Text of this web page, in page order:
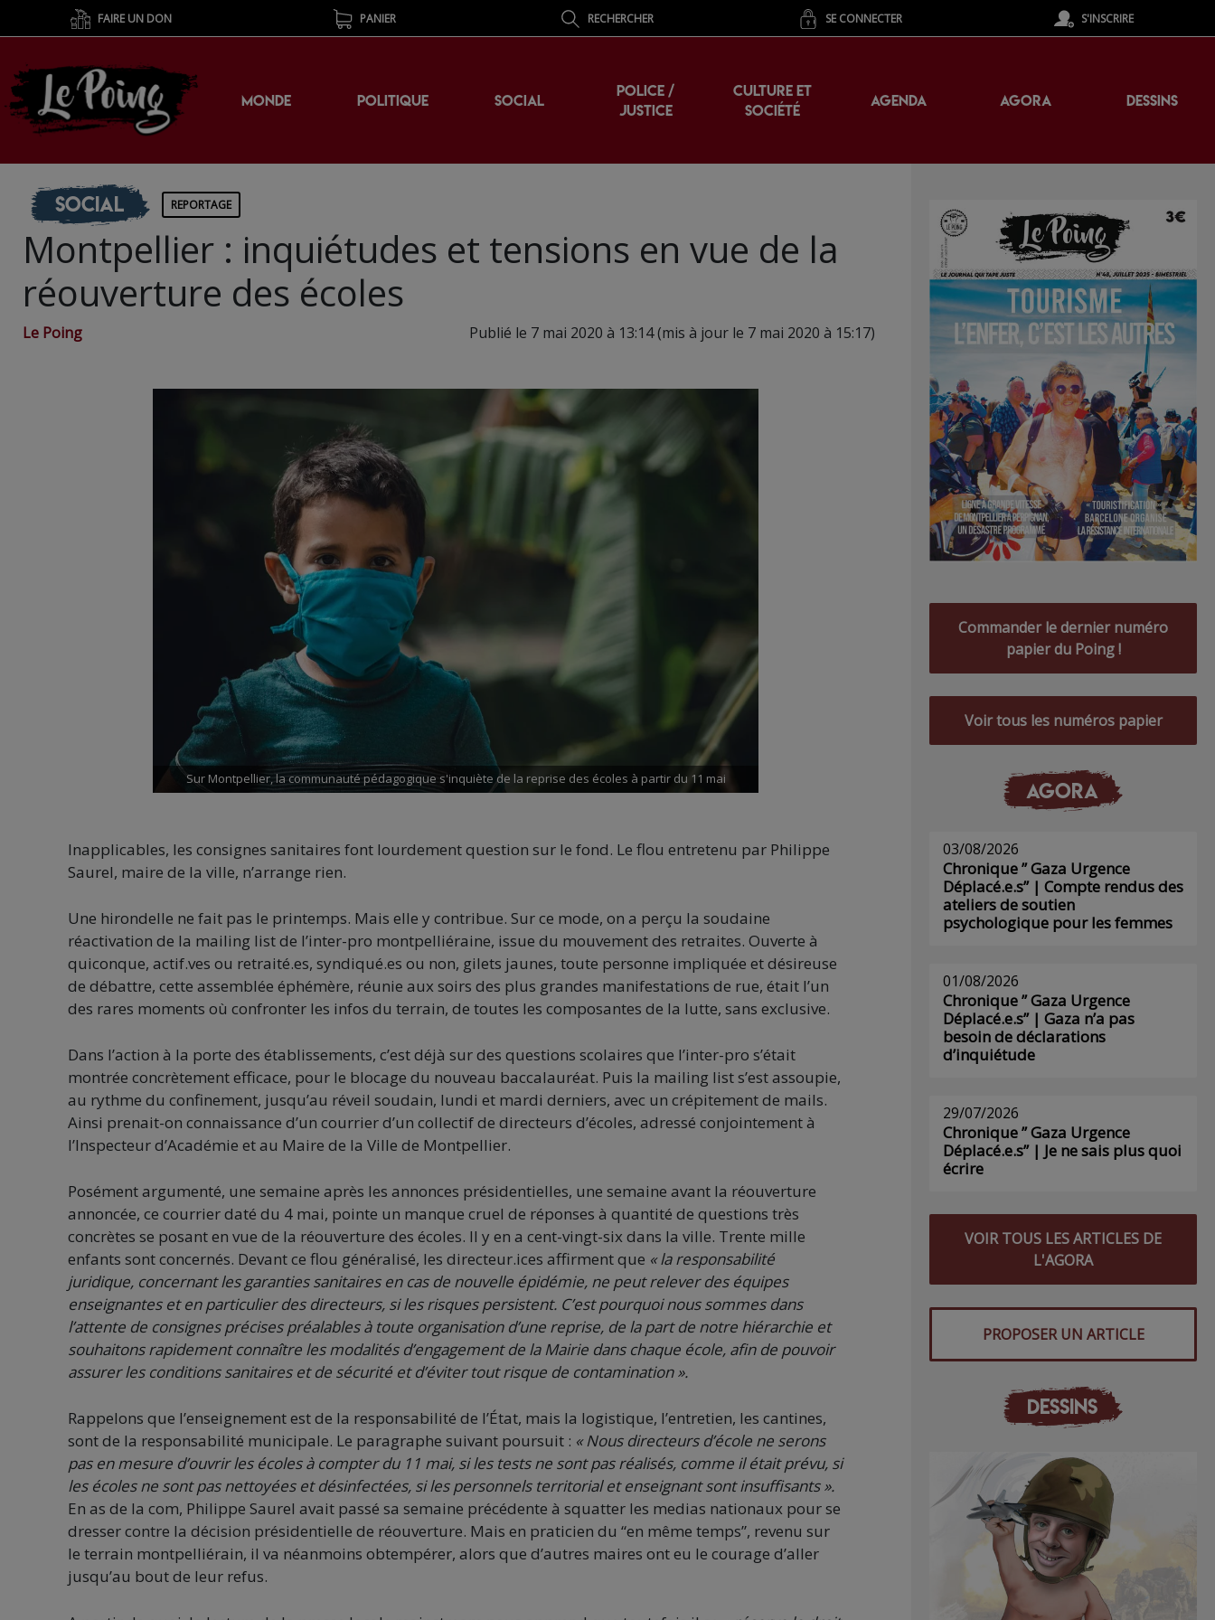
FAIRE UN DON PANIER RECHERCHER SE CONNECTER S'INSCRIRE
MONDE POLITIQUE SOCIAL
POLICE /
JUSTICE
CULTURE ET
SOCIÉTÉ
AGENDA AGORA DESSINS
Social REPORTAGE
Montpellier : inquiétudes et tensions en vue de la
réouverture des écoles
Le Poing Publié le 7 mai 2020 à 13:14 (mis à jour le 7 mai 2020 à 15:17)
Sur Montpellier, la communauté pédagogique s'inquiète de la reprise des écoles à partir du 11 mai
Inapplicables, les consignes sanitaires font lourdement question sur le fond. Le flou entretenu par Philippe
Saurel, maire de la ville, n’arrange rien.
Une hirondelle ne fait pas le printemps. Mais elle y contribue. Sur ce mode, on a perçu la soudaine
réactivation de la mailing list de l’inter-pro montpelliéraine, issue du mouvement des retraites. Ouverte à
quiconque, actif.ves ou retraité.es, syndiqué.es ou non, gilets jaunes, toute personne impliquée et désireuse
de débattre, cette assemblée éphémère, réunie aux soirs des plus grandes manifestations de rue, était l’un
des rares moments où confronter les infos du terrain, de toutes les composantes de la lutte, sans exclusive.
Dans l’action à la porte des établissements, c’est déjà sur des questions scolaires que l’inter-pro s’était
montrée concrètement efficace, pour le blocage du nouveau baccalauréat. Puis la mailing list s’est assoupie,
au rythme du confinement, jusqu’au réveil soudain, lundi et mardi derniers, avec un crépitement de mails.
Ainsi prenait-on connaissance d’un courrier d’un collectif de directeurs d’écoles, adressé conjointement à
l’Inspecteur d’Académie et au Maire de la Ville de Montpellier.
Posément argumenté, une semaine après les annonces présidentielles, une semaine avant la réouverture
annoncée, ce courrier daté du 4 mai, pointe un manque cruel de réponses à quantité de questions très
concrètes se posant en vue de la réouverture des écoles. Il y en a cent-vingt-six dans la ville. Trente mille
enfants sont concernés. Devant ce flou généralisé, les directeur.ices affirment que « la responsabilité
juridique, concernant les garanties sanitaires en cas de nouvelle épidémie, ne peut relever des équipes
enseignanteset en particulier des directeurs, si les risques persistent. C’est pourquoi nous sommes dans
l’attente de consignes précises préalables à toute organisation d’une reprise, de la part de notre hiérarchie et
souhaitons rapidement connaître les modalités d’engagement de la Mairie dans chaque école, afin de pouvoir
assurer les conditions sanitaires et de sécurité et d’éviter tout risque de contamination ».
Rappelons que l’enseignement est de la responsabilité de l’État, mais la logistique, l’entretien, les cantines,
sont de la responsabilité municipale. Le paragraphe suivant poursuit : « Nous directeurs d’école ne serons
pas en mesure d’ouvrir les écoles à compter du 11 mai, si les tests ne sont pas réalisés, comme il était prévu, si
les écoles ne sont pas nettoyées et désinfectées, si lespersonnelsterritorial et enseignant sont insuffisants ».
En as de la com, Philippe Saurel avait passé sa semaine précédente à squatter les medias nationaux pour se
dresser contre la décision présidentielle de réouverture. Mais en praticien du “en même temps”, revenu sur
le terrain montpelliérain, il va néanmoins obtempérer, alors que d’autres maires ont eu le courage d’aller
jusqu’au bout de leur refus.
Commander le dernier numéro
papier du Poing !
Voir tous les numéros papier
AGORA
03/08/2026
Chronique ” Gaza Urgence
Déplacé.e.s” | Compte rendus des
ateliers de soutien
psychologique pour les femmes
01/08/2026
Chronique ” Gaza Urgence
Déplacé.e.s” | Gaza n’a pas
besoin de déclarations
d’inquiétude
29/07/2026
Chronique ” Gaza Urgence
Déplacé.e.s” | Je ne sais plus quoi
écrire
VOIR TOUS LES ARTICLES DE
L'AGORA
PROPOSER UN ARTICLE
DESSINS